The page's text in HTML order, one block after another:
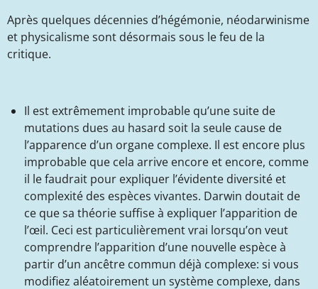
Après quelques décennies d’hégémonie, néodarwinisme
et physicalisme sont désormais sous le feu de la
critique.
Il est extrêmement improbable qu’une suite de
mutations dues au hasard soit la seule cause de
l’apparence d’un organe complexe. Il est encore plus
improbable que cela arrive encore et encore, comme
il le faudrait pour expliquer l’évidente diversité et
complexité des espèces vivantes. Darwin doutait de
ce que sa théorie suffise à expliquer l’apparition de
l’œil. Ceci est particulièrement vrai lorsqu’on veut
comprendre l’apparition d’une nouvelle espèce à
partir d’un ancêtre commun déjà complexe: si vous
modifiez aléatoirement un système complexe, dans